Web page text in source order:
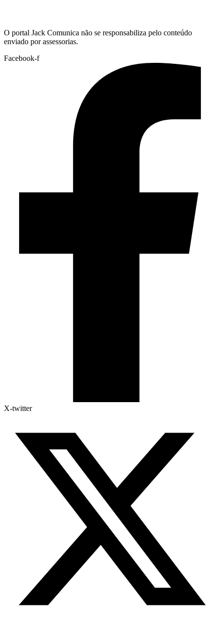
O portal Jack Comunica não se responsabiliza pelo conteúdo
enviado por assessorias.
Facebook-f
X-twitter